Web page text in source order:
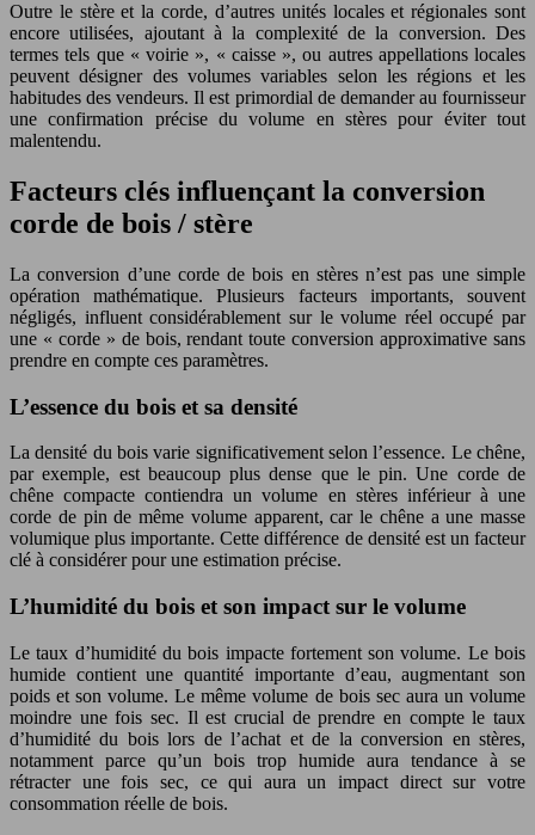
Outre le stère et la corde, d’autres unités locales et régionales sont
encore utilisées, ajoutant à la complexité de la conversion. Des
termes tels que « voirie », « caisse », ou autres appellations locales
peuvent désigner des volumes variables selon les régions et les
habitudes des vendeurs. Il est primordial de demander au fournisseur
une confirmation précise du volume en stères pour éviter tout
malentendu.
Facteurs clés influençant la conversion
corde de bois / stère
La conversion d’une corde de bois en stères n’est pas une simple
opération mathématique. Plusieurs facteurs importants, souvent
négligés, influent considérablement sur le volume réel occupé par
une « corde » de bois, rendant toute conversion approximative sans
prendre en compte ces paramètres.
L’essence du bois et sa densité
La densité du bois varie significativement selon l’essence. Le chêne,
par exemple, est beaucoup plus dense que le pin. Une corde de
chêne compacte contiendra un volume en stères inférieur à une
corde de pin de même volume apparent, car le chêne a une masse
volumique plus importante. Cette différence de densité est un facteur
clé à considérer pour une estimation précise.
L’humidité du bois et son impact sur le volume
Le taux d’humidité du bois impacte fortement son volume. Le bois
humide contient une quantité importante d’eau, augmentant son
poids et son volume. Le même volume de bois sec aura un volume
moindre une fois sec. Il est crucial de prendre en compte le taux
d’humidité du bois lors de l’achat et de la conversion en stères,
notamment parce qu’un bois trop humide aura tendance à se
rétracter une fois sec, ce qui aura un impact direct sur votre
consommation réelle de bois.